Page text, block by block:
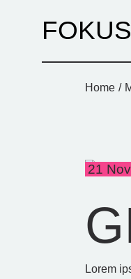
FOKUS
Home
21
Lorem